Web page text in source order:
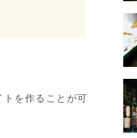
トを作ることが可